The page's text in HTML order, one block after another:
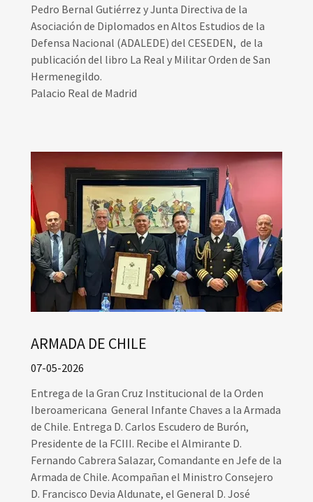
Pedro Bernal Gutiérrez y Junta Directiva de la
Asociación de Diplomados en Altos Estudios de la
Defensa Nacional (ADALEDE) del CESEDEN, de la
publicación del libro La Real y Militar Orden de San
Hermenegildo.
Palacio Real de Madrid
ARMADA DE CHILE
07-05-2026
Entrega de la Gran Cruz Institucional de la Orden
Iberoamericana General Infante Chaves a la Armada
de Chile. Entrega D. Carlos Escudero de Burón,
Presidente de la FCIII. Recibe el Almirante D.
Fernando Cabrera Salazar, Comandante en Jefe de la
Armada de Chile. Acompañan el Ministro Consejero
D. Francisco Devia Aldunate, el General D. José